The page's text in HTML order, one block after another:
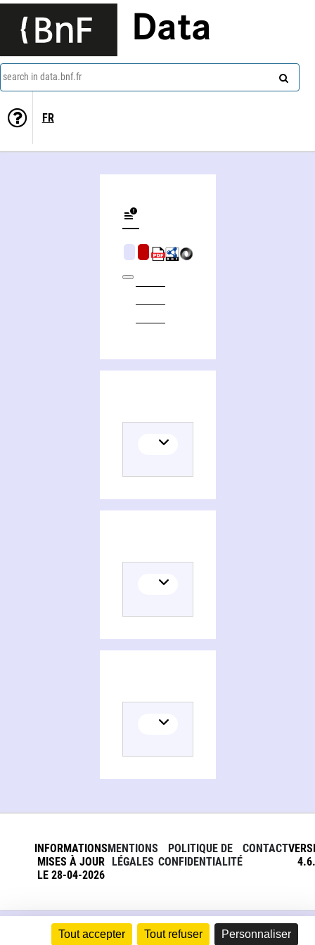
Tout accepter Tout refuser Personnaliser
Data
search in data.bnf.fr
FR
INFORMATIONS
MISES À JOUR
LE 28-04-2026
MENTIONS
LÉGALES
POLITIQUE DE
CONFIDENTIALITÉ
CONTACT